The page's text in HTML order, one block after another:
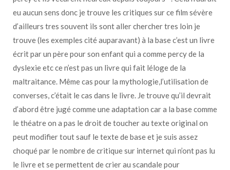
eu aucun sens donc je trouve les critiques sur ce film sévère
d’ailleurs tres souvent ils sont aller chercher tres loin je
trouve (les exemples cité auparavant) à la base c’est un livre
écrit par un père pour son enfant qui a comme percy de la
dyslexie etc ce n’est pas un livre qui fait léloge de la
maltraitance. Même cas pour la mythologie,l’utilisation de
converses, c’était le cas dans le livre. Je trouve qu’il devrait
d’abord être jugé comme une adaptation car a la base comme
le théatre on a pas le droit de toucher au texte original on
peut modifier tout sauf le texte de base et je suis assez
choqué par le nombre de critique sur internet qui n’ont pas lu
le livre et se permettent de crier au scandale pour